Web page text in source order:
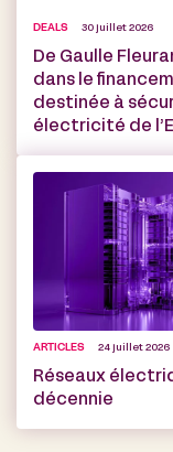
DEALS 30 juillet 2026
De Gaulle
dans le
destinée à
électricité de
ARTICLES 24 juillet 2026
Réseaux
décennie